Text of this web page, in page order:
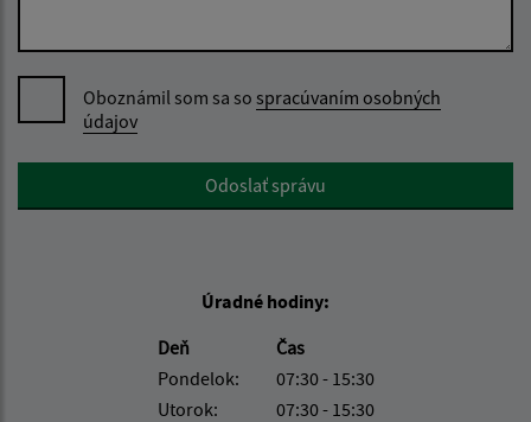
Oboznámil som sa so spracúvaním osobných
údajov
Google reCaptcha ResponseOdoslať správu
Úradné hodiny:
Deň
Čas
Pondelok:
07:30 - 15:30
Utorok:
07:30 - 15:30